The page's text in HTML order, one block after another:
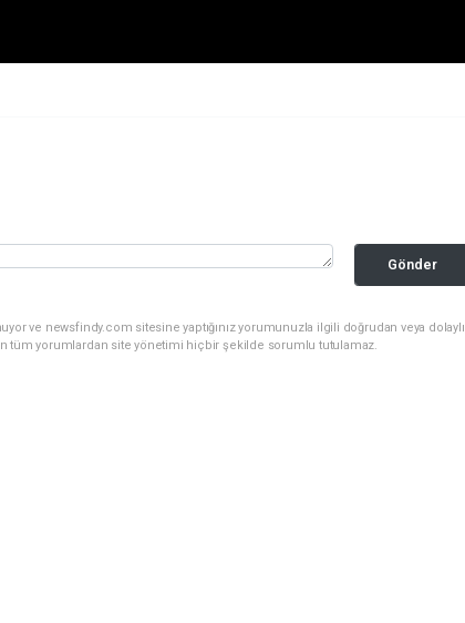
Gönder
ve newsfindy.com sitesine yaptığınız yorumunuzla ilgili doğrudan veya dolaylı
tüm yorumlardan site yönetimi hiçbir şekilde sorumlu tutulamaz.